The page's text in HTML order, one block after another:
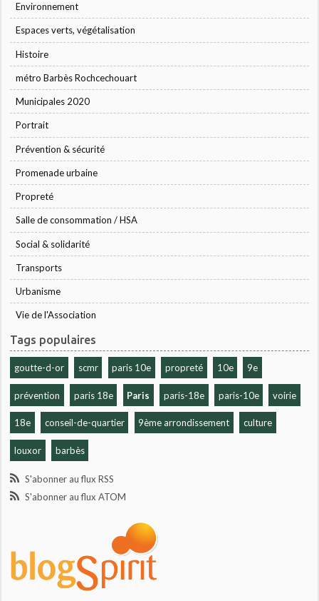
Environnement
Espaces verts, végétalisation
Histoire
métro Barbès Rochcechouart
Municipales 2020
Portrait
Prévention & sécurité
Promenade urbaine
Propreté
Salle de consommation / HSA
Social & solidarité
Transports
Urbanisme
Vie de l'Association
Tags populaires
goutte-d-or scmr paris 10e propreté 10e 9e
prévention paris 18e Paris paris-18e paris-10e voirie
18e conseil-de-quartier 9ème arrondissement culture
louxor barbès
S'abonner au flux RSS
S'abonner au flux ATOM